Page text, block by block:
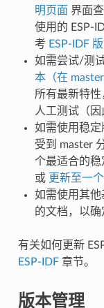
明页面 界面
使用的 ESP-
考 ESP-IDF
如需尝试/测
本（在 master
所有最新特
人工测试（因
如需使用稳
受到 master
个最适合的
或 更新至一
如需使用其他
的文档，以确
有关如何更新
ESP-IDF章节。
版本管理